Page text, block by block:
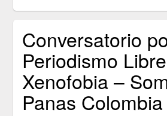
Conversatorio
Periodismo
Xenofobia –
Panas Colombia